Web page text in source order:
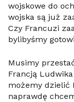
wojskowe do
wojska są już
Czy Francuzi
bylibyśmy
Musimy
Francją
możemy dzielić
naprawdę